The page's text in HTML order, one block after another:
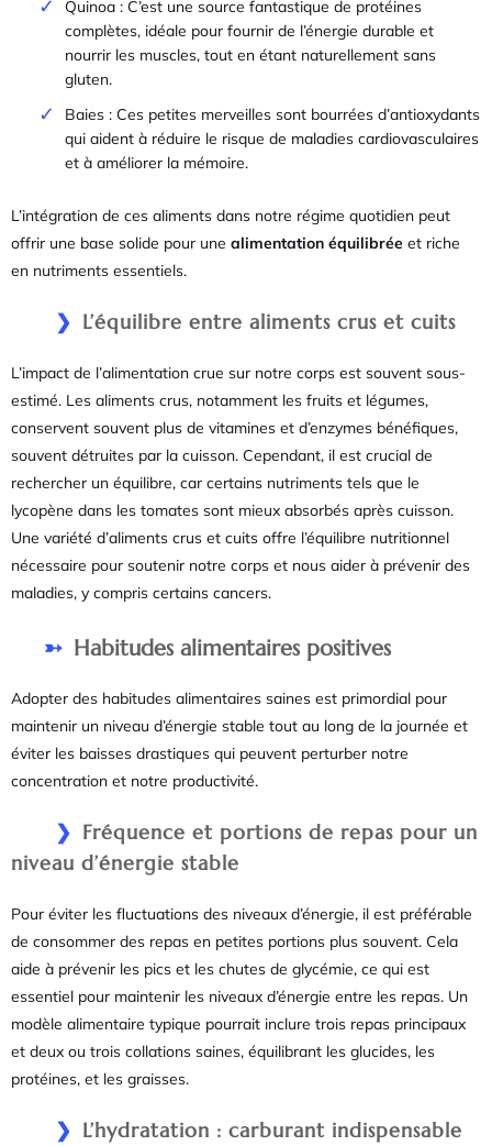
Quinoa : C’est une source fantastique de protéines
complètes, idéale pour fournir de l’énergie durable et
nourrir les muscles, tout en étant naturellement sans
gluten.
Baies : Ces petites merveilles sont bourrées d’antioxydants
qui aident à réduire le risque de maladies cardiovasculaires
et à améliorer la mémoire.
L’intégration de ces aliments dans notre régime quotidien peut
offrir une base solide pour une alimentation équilibrée et riche
en nutriments essentiels.
L’équilibre entre aliments crus et cuits
L’impact de l’alimentation crue sur notre corps est souvent sous-
estimé. Les aliments crus, notamment les fruits et légumes,
conservent souvent plus de vitamines et d’enzymes bénéfiques,
souvent détruites par la cuisson. Cependant, il est crucial de
rechercher un équilibre, car certains nutriments tels que le
lycopène dans les tomates sont mieux absorbés après cuisson.
Une variété d’aliments crus et cuits offre l’équilibre nutritionnel
nécessaire pour soutenir notre corps et nous aider à prévenir des
maladies, y compris certains cancers.
Habitudes alimentaires positives
Adopter des habitudes alimentaires saines est primordial pour
maintenir un niveau d’énergie stable tout au long de la journée et
éviter les baisses drastiques qui peuvent perturber notre
concentration et notre productivité.
Fréquence et portions de repas pour un
niveau d’énergie stable
Pour éviter les fluctuations des niveaux d’énergie, il est préférable
de consommer des repas en petites portions plus souvent. Cela
aide à prévenir les pics et les chutes de glycémie, ce qui est
essentiel pour maintenir les niveaux d’énergie entre les repas. Un
modèle alimentaire typique pourrait inclure trois repas principaux
et deux ou trois collations saines, équilibrant les glucides, les
protéines, et les graisses.
L’hydratation : carburant indispensable